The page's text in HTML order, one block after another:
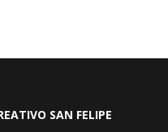
SAN FELIPE